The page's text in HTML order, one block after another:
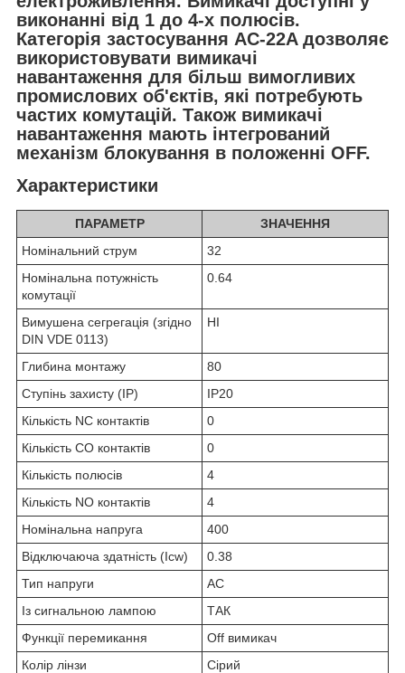
виконанні від 1 до 4-х полюсів.
Категорія застосування AC-22A дозволяє
використовувати вимикачі
навантаження для більш вимогливих
промислових об'єктів, які потребують
частих комутацій. Також вимикачі
навантаження мають інтегрований
механізм блокування в положенні OFF.
Характеристики
ПАРАМЕТР
ЗНАЧЕННЯ
Номінальний струм
32
Номінальна потужність
комутації
0.64
Вимушена сегрегація (згідно
DIN VDE 0113)
НІ
Глибина монтажу
80
Ступінь захисту (IP)
IP20
Кількість NC контактів
0
Кількість CO контактів
0
Кількість полюсів
4
Кількість NO контактів
4
Номінальна напруга
400
Відключаюча здатність (Icw)
0.38
Тип напруги
AC
Із сигнальною лампою
ТАК
Функції перемикання
Off вимикач
Колір лінзи
Сірий